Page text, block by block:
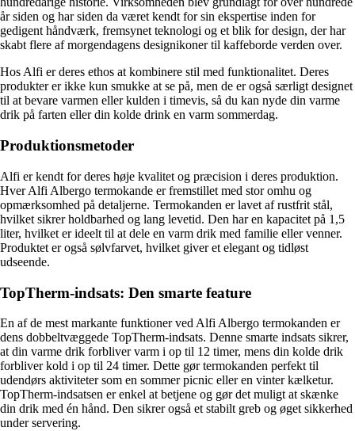
år siden og har siden da været kendt for sin ekspertise inden for
gedigent håndværk, fremsynet teknologi og et blik for design, der har
skabt flere af morgendagens designikoner til kaffeborde verden over.
Hos Alfi er deres ethos at kombinere stil med funktionalitet. Deres
produkter er ikke kun smukke at se på, men de er også særligt designet
til at bevare varmen eller kulden i timevis, så du kan nyde din varme
drik på farten eller din kolde drink en varm sommerdag.
Produktionsmetoder
Alfi er kendt for deres høje kvalitet og præcision i deres produktion.
Hver Alfi Albergo termokande er fremstillet med stor omhu og
opmærksomhed på detaljerne. Termokanden er lavet af rustfrit stål,
hvilket sikrer holdbarhed og lang levetid. Den har en kapacitet på 1,5
liter, hvilket er ideelt til at dele en varm drik med familie eller venner.
Produktet er også sølvfarvet, hvilket giver et elegant og tidløst
udseende.
TopTherm-indsats: Den smarte feature
En af de mest markante funktioner ved Alfi Albergo termokanden er
dens dobbeltvæggede TopTherm-indsats. Denne smarte indsats sikrer,
at din varme drik forbliver varm i op til 12 timer, mens din kolde drik
forbliver kold i op til 24 timer. Dette gør termokanden perfekt til
udendørs aktiviteter som en sommer picnic eller en vinter kælketur.
TopTherm-indsatsen er enkel at betjene og gør det muligt at skænke
din drik med én hånd. Den sikrer også et stabilt greb og øget sikkerhed
under servering.